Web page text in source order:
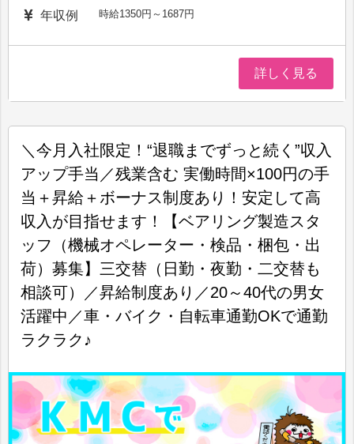
年収例 時給1350円～1687円
詳しく見る
＼今月入社限定！“退職までずっと続く”収入
アップ手当／残業含む 実働時間×100円の手
当＋昇給＋ボーナス制度あり！安定して高
収入が目指せます！【ベアリング製造スタ
ッフ（機械オペレーター・検品・梱包・出
荷）募集】三交替（日勤・夜勤・二交替も
相談可）／昇給制度あり／20～40代の男女
活躍中／車・バイク・自転車通勤OKで通勤
ラクラク♪